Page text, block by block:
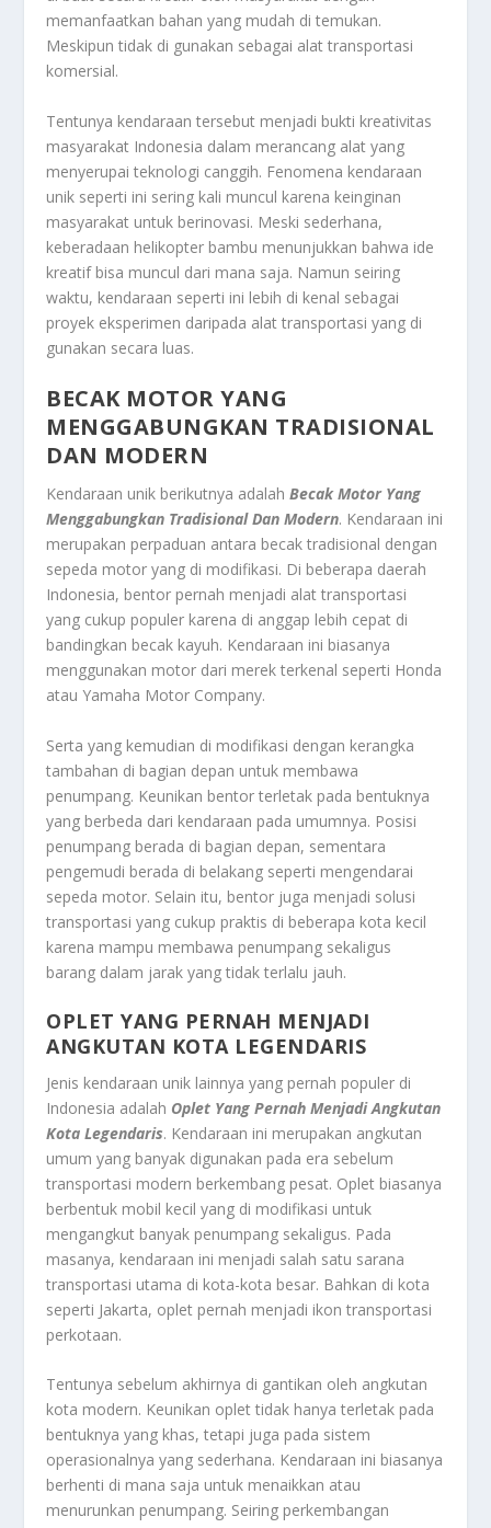
memanfaatkan bahan yang mudah di temukan.
Meskipun tidak di gunakan sebagai alat transportasi
komersial.
Tentunya kendaraan tersebut menjadi bukti kreativitas
masyarakat Indonesia dalam merancang alat yang
menyerupai teknologi canggih. Fenomena kendaraan
unik seperti ini sering kali muncul karena keinginan
masyarakat untuk berinovasi. Meski sederhana,
keberadaan helikopter bambu menunjukkan bahwa ide
kreatif bisa muncul dari mana saja. Namun seiring
waktu, kendaraan seperti ini lebih di kenal sebagai
proyek eksperimen daripada alat transportasi yang di
gunakan secara luas.
BECAK MOTOR YANG
MENGGABUNGKAN TRADISIONAL
DAN MODERN
Kendaraan unik berikutnya adalahBecak Motor Yang
Menggabungkan Tradisional Dan Modern. Kendaraan ini
merupakan perpaduan antara becak tradisional dengan
sepeda motor yang di modifikasi. Di beberapa daerah
Indonesia, bentor pernah menjadi alat transportasi
yang cukup populer karena di anggap lebih cepat di
bandingkan becak kayuh. Kendaraan ini biasanya
menggunakan motor dari merek terkenal seperti Honda
atau Yamaha Motor Company.
Serta yang kemudian di modifikasi dengan kerangka
tambahan di bagian depan untuk membawa
penumpang. Keunikan bentor terletak pada bentuknya
yang berbeda dari kendaraan pada umumnya. Posisi
penumpang berada di bagian depan, sementara
pengemudi berada di belakang seperti mengendarai
sepeda motor. Selain itu, bentor juga menjadi solusi
transportasi yang cukup praktis di beberapa kota kecil
karena mampu membawa penumpang sekaligus
barang dalam jarak yang tidak terlalu jauh.
OPLET YANG PERNAH MENJADI
ANGKUTAN KOTA LEGENDARIS
Jenis kendaraan unik lainnya yang pernah populer di
Indonesia adalah Oplet Yang Pernah Menjadi Angkutan
Kota Legendaris. Kendaraan ini merupakan angkutan
umum yang banyak digunakan pada era sebelum
transportasi modern berkembang pesat. Oplet biasanya
berbentuk mobil kecil yang di modifikasi untuk
mengangkut banyak penumpang sekaligus. Pada
masanya, kendaraan ini menjadi salah satu sarana
transportasi utama di kota-kota besar. Bahkan di kota
seperti Jakarta, oplet pernah menjadi ikon transportasi
perkotaan.
Tentunya sebelum akhirnya di gantikan oleh angkutan
kota modern. Keunikan oplet tidak hanya terletak pada
bentuknya yang khas, tetapi juga pada sistem
operasionalnya yang sederhana. Kendaraan ini biasanya
berhenti di mana saja untuk menaikkan atau
menurunkan penumpang. Seiring perkembangan